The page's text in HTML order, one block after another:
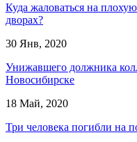
Куда жаловаться на
дворах?
30 Янв, 2020
Унижавшего должника
Новосибирске
18 Май, 2020
Три человека погибли на